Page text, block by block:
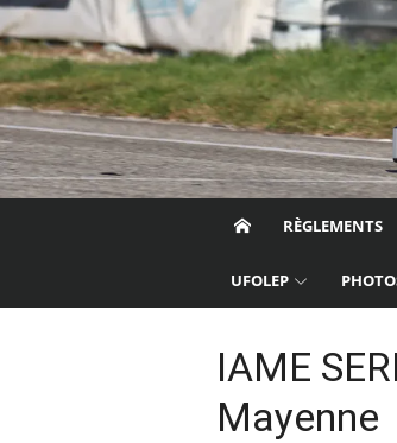
RÈGLEMENTS
UFOLEP
IAME
Mayenne